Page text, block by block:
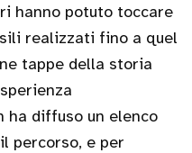
hanno potuto toccare
realizzati fino a quel
tappe della storia
ha diffuso un elenco
percorso, e per